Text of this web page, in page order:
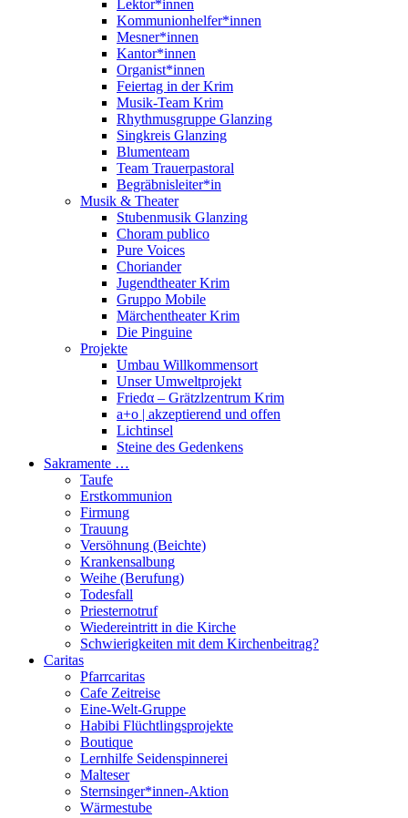
Lektor*innen
Kommunionhelfer*innen
Mesner*innen
Kantor*innen
Organist*innen
Feiertag in der Krim
Musik-Team Krim
Rhythmusgruppe Glanzing
Singkreis Glanzing
Blumenteam
Team Trauerpastoral
Begräbnisleiter*in
Musik & Theater
Stubenmusik Glanzing
Choram publico
Pure Voices
Choriander
Jugendtheater Krim
Gruppo Mobile
Märchentheater Krim
Die Pinguine
Projekte
Umbau Willkommensort
Unser Umweltprojekt
Friedα – Grätzlzentrum Krim
a+o | akzeptierend und offen
Lichtinsel
Steine des Gedenkens
Sakramente …
Taufe
Erstkommunion
Firmung
Trauung
Versöhnung (Beichte)
Krankensalbung
Weihe (Berufung)
Todesfall
Priesternotruf
Wiedereintritt in die Kirche
Schwierigkeiten mit dem Kirchenbeitrag?
Caritas
Pfarrcaritas
Cafe Zeitreise
Eine-Welt-Gruppe
Habibi Flüchtlingsprojekte
Boutique
Lernhilfe Seidenspinnerei
Malteser
Sternsinger*innen-Aktion
Wärmestube